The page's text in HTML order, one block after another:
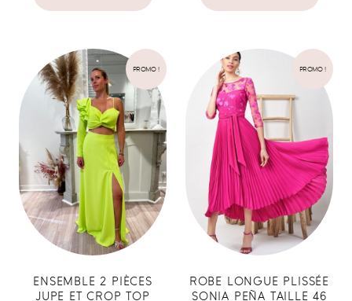
PROMO !
ENSEMBLE 2 PIÈCES
JUPE ET CROP TOP
PROMO !
ROBE LONGUE PLISSÉE
SONIA PEÑA TAILLE 46